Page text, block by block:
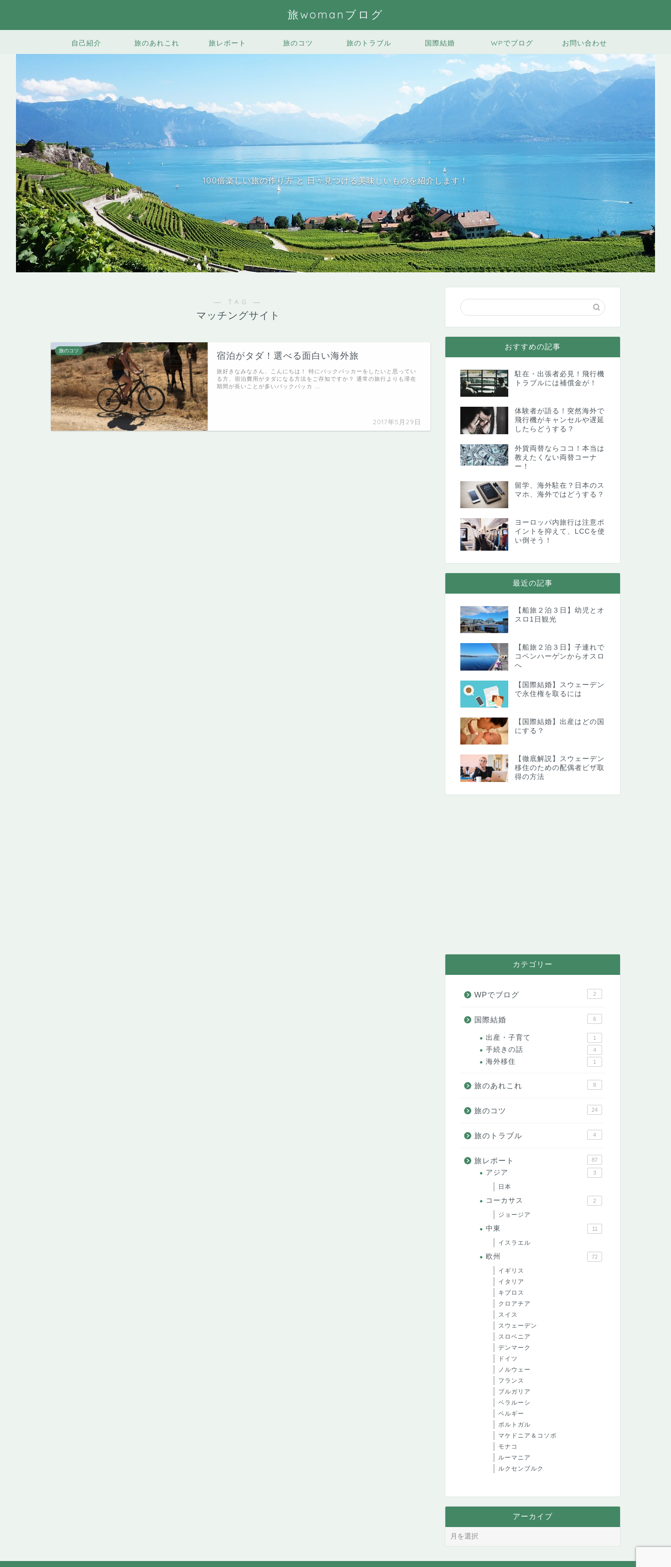
旅womanブログ
自己紹介 旅のあれこれ 旅レポート 旅のコツ 旅のトラブル 国際結婚 WPでブログ お問い合わせ
100倍楽しい旅の作り方 と 日々見つける美味しいものを紹介します！
― TAG ―
マッチングサイト
旅のコツ
宿泊がタダ！選べる面白い海外旅
2017年5月29日
旅好きなみなさん、こんにちは！ 特にバックパッカーをしたいと思ってい
る方、宿泊費用がタダになる方法をご存知ですか？ 通常の旅行よりも滞在
期間が長いことが多いバックパッカ …
おすすめの記事
駐在・出張者必見！飛行機
トラブルには補償金が！
体験者が語る！突然海外で
飛行機がキャンセルや遅延
したらどうする？
外貨両替ならココ！本当は
教えたくない両替コーナ
ー！
留学、海外駐在？日本のス
マホ、海外ではどうする？
ヨーロッパ内旅行は注意ポ
イントを抑えて、LCCを使
い倒そう！
最近の記事
【船旅２泊３日】幼児とオ
スロ1日観光
【船旅２泊３日】子連れで
コペンハーゲンからオスロ
へ
【国際結婚】スウェーデン
で永住権を取るには
【国際結婚】出産はどの国
にする？
【徹底解説】スウェーデン
移住のための配偶者ビザ取
得の方法
カテゴリー
WPでブログ 2
国際結婚 6
出産・子育て 1
手続きの話 4
海外移住 1
旅のあれこれ 8
旅のコツ 24
旅のトラブル 4
旅レポート 87
アジア 3
日本
コーカサス 2
ジョージア
中東 11
イスラエル
欧州 72
イギリス
イタリア
キプロス
クロアチア
スイス
スウェーデン
スロベニア
デンマーク
ドイツ
ノルウェー
フランス
ブルガリア
ベラルーシ
ベルギー
ポルトガル
マケドニア＆コソボ
モナコ
ルーマニア
ルクセンブルク
アーカイブ